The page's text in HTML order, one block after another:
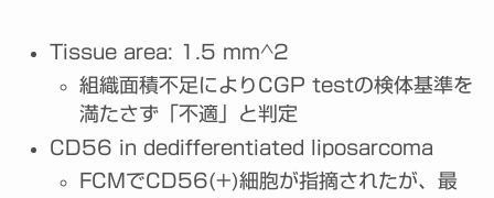
Tissue area: 1.5 mm^2
組織面積不足によりCGP testの検体基準を
満たさず「不適」と判定
CD56 in dedifferentiated liposarcoma
FCMでCD56(+)細胞が指摘されたが、最